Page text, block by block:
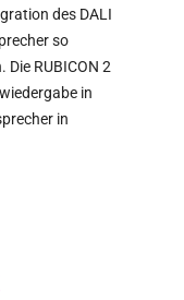
des DALI
so
RUBICON 2
in
in